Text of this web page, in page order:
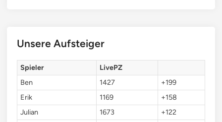
Unsere Aufsteiger
Spieler
LivePZ
Ben
1427
+199
Erik
1169
+158
Julian
1673
+122